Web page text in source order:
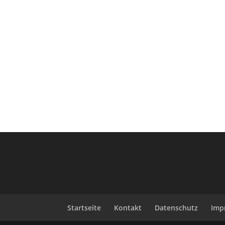
Startseite Kontakt Datenschutz